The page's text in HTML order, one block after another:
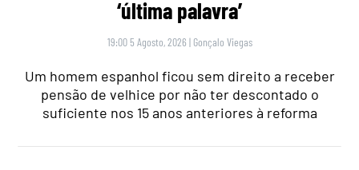
‘última palavra’
19:00 5 Agosto, 2026 | Gonçalo Viegas
Um homem espanhol ficou sem direito a receber
pensão de velhice por não ter descontado o
suficiente nos 15 anos anteriores à reforma